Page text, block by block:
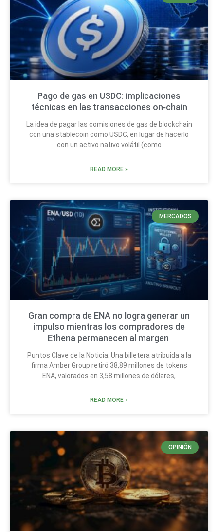
Pago de gas en USDC: implicaciones
técnicas en las transacciones on‑chain
La idea de pagar las comisiones de gas de blockchain
con una stablecoin como USDC, en lugar de hacerlo
con un activo nativo volátil (como
READ MORE »
MERCADOS
Gran compra de ENA no logra generar un
impulso mientras los compradores de
Ethena permanecen al margen
Puntos Clave de la Noticia: Una billetera atribuida a la
firma Amber Group retiró 38,89 millones de tokens
ENA, valorados en 3,58 millones de dólares,
READ MORE »
OPINIÓN